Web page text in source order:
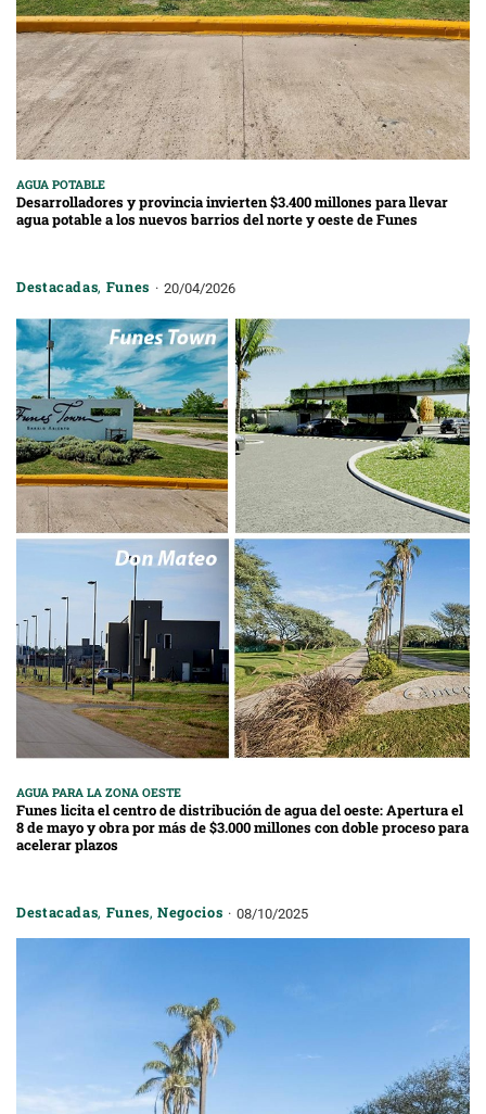
AGUA POTABLE
Desarrolladores y provincia invierten $3.400 millones para llevar
agua potable a los nuevos barrios del norte y oeste de Funes
Destacadas, Funes 20/04/2026
AGUA PARA LA ZONA OESTE
Funes licita el centro de distribución de agua del oeste: Apertura el
8 de mayo y obra por más de $3.000 millones con doble proceso para
acelerar plazos
Destacadas, Funes,Negocios 08/10/2025